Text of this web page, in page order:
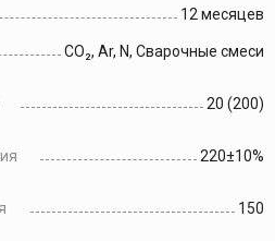
12 месяцев
CO₂, Аr, N, Сварочные смеси
20 (200)
220±10%
150